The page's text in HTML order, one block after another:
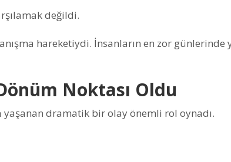
değildi.
hareketiydi. İnsanların en zor günlerinde
Noktası Oldu
yaşanan dramatik bir olay önemli rol oynadı.